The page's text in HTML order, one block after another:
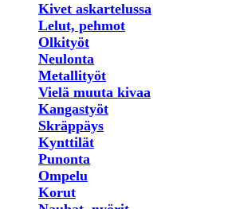
Kivet askartelussa
Lelut, pehmot
Olkityöt
Neulonta
Metallityöt
Vielä muuta kivaa
Kangastyöt
Skräppäys
Kynttilät
Punonta
Ompelu
Korut